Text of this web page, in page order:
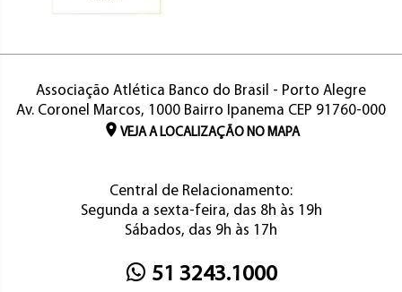
Associação Atlética Banco do Brasil - Porto Alegre
Av. Coronel Marcos, 1000 Bairro Ipanema CEP 91760-000
VEJA A LOCALIZAÇÃO NO MAPA
Central de Relacionamento:
Segunda a sexta-feira, das 8h às 19h
Sábados, das 9h às 17h
51 3243.1000